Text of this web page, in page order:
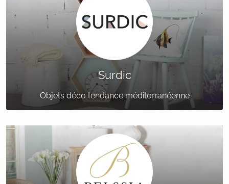
Surdic
Objets déco tendance méditerranéenne